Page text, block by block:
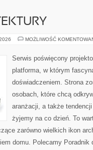
MOŻLIWOŚĆ
Serwis poświęcony
platforma, w którym
doświadczeniem. Strona
osobach, które chcą
aranżacji, a także
żyjemy na co dzień. To
zarówno wielkich ikon
domu. Polecamy Poradnik